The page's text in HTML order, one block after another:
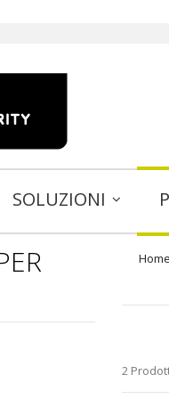
SOLUZIONI
Home
2